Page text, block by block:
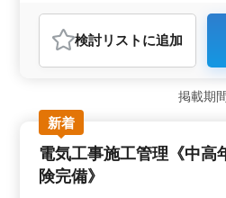
おすすめポイント
＜豊富な経験を活かせる環境＞
上の方を募集しています。様々
利厚生＞ 社会保険完備で安定
ます。さらに、車通勤可で、通
す。 ＜働きやすい休日制度＞
度もあり、休日制度も充実。 働
クライフバランスも重視できます
検討リスト に追加
掲載期
新着
電気工事施工管理《中高
険完備》